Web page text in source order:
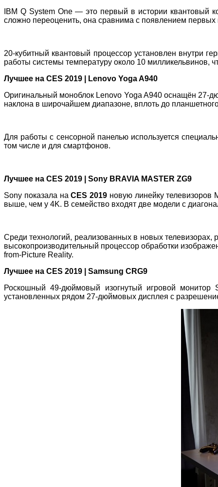
IBM Q System One — это первый в истории квантовый
сложно переоценить, она сравнима с появлением
20-кубитный квантовый процессор установлен внутри
работы системы температуру около 10 милликельвинов,
Лучшее на CES 2019 | Lenovo Yoga A940
Оригинальный моноблок Lenovo Yoga A940 оснащён 27-
наклона в широчайшем диапазоне, вплоть до
Для работы с сенсорной панелью используется
том числе и для смартфонов.
Лучшее на CES 2019 | Sony BRAVIA MASTER ZG9
Sony показала наCES 2019 новую линейку телевизоров
выше, чем у 4K. В семейство входят две модели с
Среди технологий, реализованных в новых
высокопроизводительный процессор обработки
from-Picture Reality.
Лучшее на CES 2019 | Samsung CRG9
Роскошный 49-дюймовый изогнутый игровой
установленных рядом 27-дюймовых дисплея с